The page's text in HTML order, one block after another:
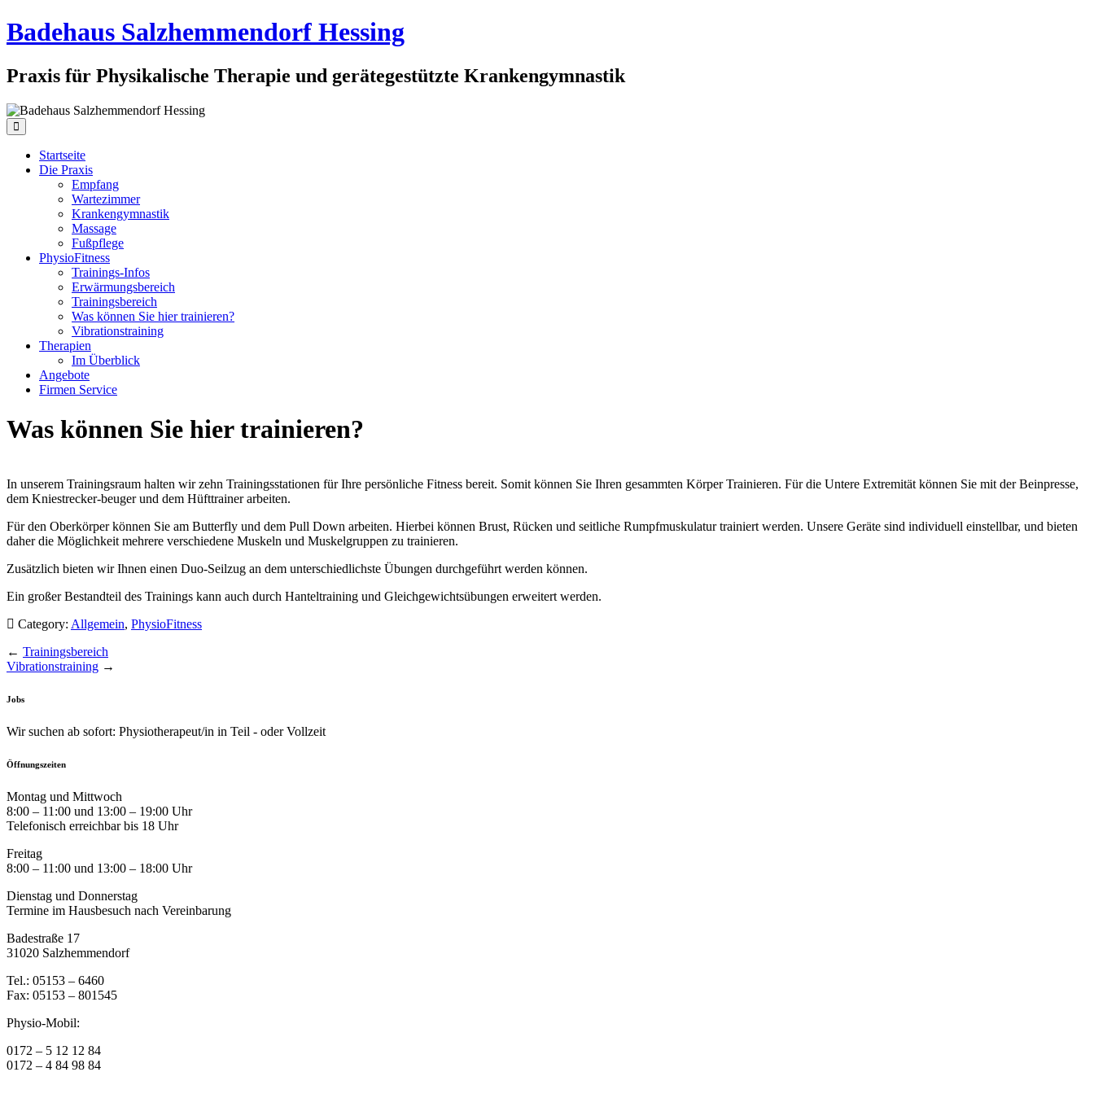
Badehaus Salzhemmendorf Hessing
Praxis für Physikalische Therapie und gerätegestützte Krankengymnastik
Startseite
Die Praxis
Empfang
Wartezimmer
Krankengymnastik
Massage
Fußpflege
PhysioFitness
Trainings-Infos
Erwärmungsbereich
Trainingsbereich
Was können Sie hier trainieren?
Vibrationstraining
Therapien
Im Überblick
Angebote
Firmen Service
Was können Sie hier trainieren?
In unserem Trainingsraum halten wir zehn Trainingsstationen für Ihre persönliche Fitness bereit. Somit können Sie Ihren gesammten Körper Trainieren. Für die Untere Extremität können Sie mit der Beinpresse,
dem Kniestrecker-beuger und dem Hüfttrainer arbeiten.
Für den Oberkörper können Sie am Butterfly und dem Pull Down arbeiten. Hierbei können Brust, Rücken und seitliche Rumpfmuskulatur trainiert werden. Unsere Geräte sind individuell einstellbar, und bieten
daher die Möglichkeit mehrere verschiedene Muskeln und Muskelgruppen zu trainieren.
Zusätzlich bieten wir Ihnen einen Duo-Seilzug an dem unterschiedlichste Übungen durchgeführt werden können.
Ein großer Bestandteil des Trainings kann auch durch Hanteltraining und Gleichgewichtsübungen erweitert werden.
Category: Allgemein, PhysioFitness
← Trainingsbereich
Vibrationstraining →
Jobs
Wir suchen ab sofort: Physiotherapeut/in in Teil - oder Vollzeit
Öffnungszeiten
Montag und Mittwoch
8:00 – 11:00 und 13:00 – 19:00 Uhr
Telefonisch erreichbar bis 18 Uhr
Freitag
8:00 – 11:00 und 13:00 – 18:00 Uhr
Dienstag und Donnerstag
Termine im Hausbesuch nach Vereinbarung
Badestraße 17
31020 Salzhemmendorf
Tel.: 05153 – 6460
Fax: 05153 – 801545
Physio-Mobil:
0172 – 5 12 12 84
0172 – 4 84 98 84